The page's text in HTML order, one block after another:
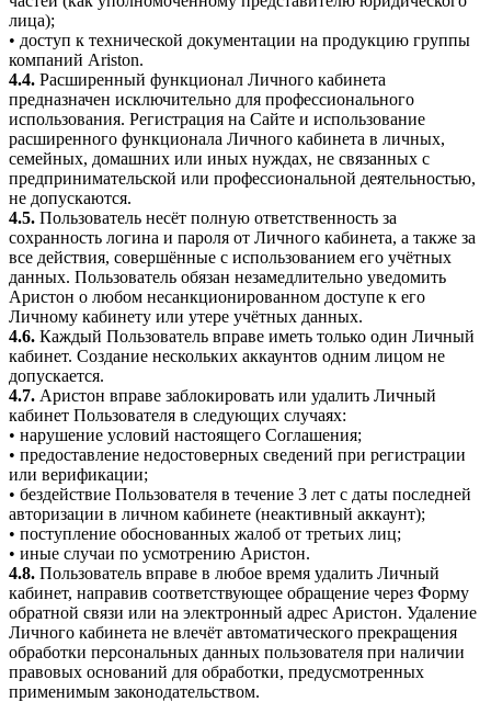
лица);
• доступ к технической документации на продукцию группы
компаний Ariston.
4.4. Расширенный функционал Личного кабинета
предназначен исключительно для профессионального
использования. Регистрация на Сайте и использование
расширенного функционала Личного кабинета в личных,
семейных, домашних или иных нуждах, не связанных с
предпринимательской или профессиональной деятельностью,
не допускаются.
4.5. Пользователь несёт полную ответственность за
сохранность логина и пароля от Личного кабинета, а также за
все действия, совершённые с использованием его учётных
данных. Пользователь обязан незамедлительно уведомить
Аристон о любом несанкционированном доступе к его
Личному кабинету или утере учётных данных.
4.6. Каждый Пользователь вправе иметь только один Личный
кабинет. Создание нескольких аккаунтов одним лицом не
допускается.
4.7. Аристон вправе заблокировать или удалить Личный
кабинет Пользователя в следующих случаях:
• нарушение условий настоящего Соглашения;
• предоставление недостоверных сведений при регистрации
или верификации;
• бездействие Пользователя в течение 3 лет с даты последней
авторизации в личном кабинете (неактивный аккаунт);
• поступление обоснованных жалоб от третьих лиц;
• иные случаи по усмотрению Аристон.
4.8. Пользователь вправе в любое время удалить Личный
кабинет, направив соответствующее обращение через Форму
обратной связи или на электронный адрес Аристон. Удаление
Личного кабинета не влечёт автоматического прекращения
обработки персональных данных пользователя при наличии
правовых оснований для обработки, предусмотренных
применимым законодательством.